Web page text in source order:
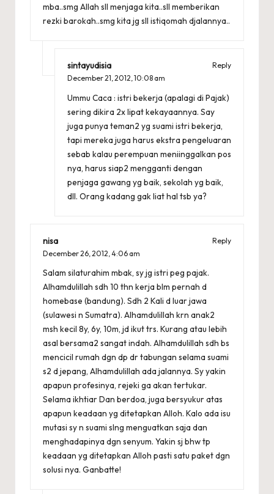
mba..smg Allah sll menjaga kita..sll memberikan
rezki barokah..smg kita jg sll istiqomah djalannya..
sintayudisia
Reply
December 21, 2012, 10:08 am
Ummu Caca : istri bekerja (apalagi di Pajak)
sering dikira 2x lipat kekayaannya. Say
juga punya teman2 yg suami istri bekerja,
tapi mereka juga harus ekstra pengeluaran
sebab kalau perempuan meniinggalkan pos
nya, harus siap2 mengganti dengan
penjaga gawang yg baik, sekolah yg baik,
dll. Orang kadang gak liat hal tsb ya?
nisa
Reply
December 26, 2012, 4:06 am
Salam silaturahim mbak, sy jg istri peg pajak.
Alhamdulillah sdh 10 thn kerja blm pernah d
homebase (bandung). Sdh 2 Kali d luar jawa
(sulawesi n Sumatra). Alhamdulillah krn anak2
msh kecil 8y, 6y, 10m, jd ikut trs. Kurang atau lebih
asal bersama2 sangat indah. Alhamdulillah sdh bs
mencicil rumah dgn dp dr tabungan selama suami
s2 d jepang, Alhamdulillah ada jalannya. Sy yakin
apapun profesinya, rejeki ga akan tertukar.
Selama ikhtiar Dan berdoa, juga bersyukur atas
apapun keadaan yg ditetapkan Alloh. Kalo ada isu
mutasi sy n suami slng menguatkan saja dan
menghadapinya dgn senyum. Yakin sj bhw tp
keadaan yg ditetapkan Alloh pasti satu paket dgn
solusi nya. Ganbatte!